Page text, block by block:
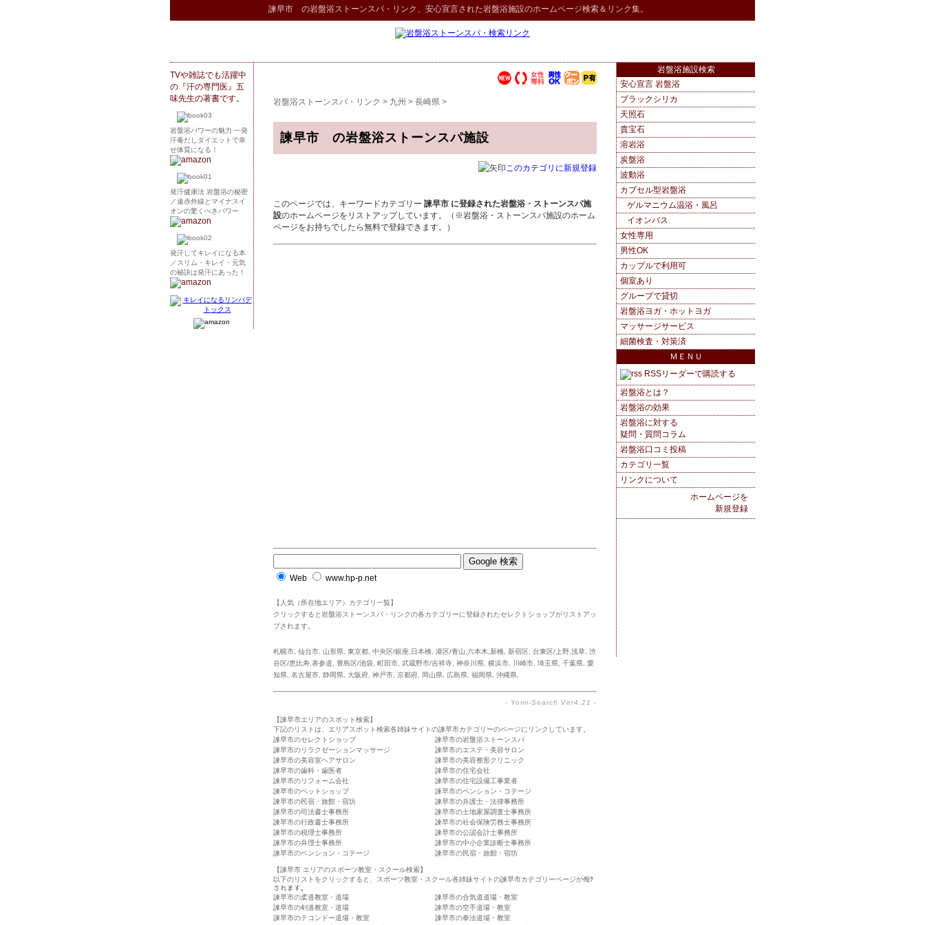
諫早市 の岩盤浴ストーンスパ ・リンク 、安心宣言された岩盤浴施設のホームページ検索＆リンク集。
岩盤浴ストーンスパ・リンク > 九州 > 長崎県 >
諫早市 の岩盤浴ストーンスパ施設
このカテゴリに新規登録
このページでは、キーワードカテゴリー 諫早市 に登録された岩盤浴・ストーンスパ施
設のホームページをリストアップしています。（※岩盤浴・ストーンスパ施設のホーム
ページをお持ちでしたら無料で登録できます。）
Web www.hp-p.net
【人気（所在地エリア）カテゴリ一覧】
クリックすると岩盤浴ストーンスパ・リンクの各カテゴリーに登録されたセレクトショップがリストアッ
プされます。
札幌市 仙台市 山形県 東京都 中央区/銀座,日本橋 港区/青山,六本木,新橋 新宿区 台東区/上野,浅草 渋
谷区/恵比寿,表参道
豊島区/池袋 町田市 武蔵野市/吉祥寺 神奈川県 横浜市 川崎市 埼玉県 千葉県 愛
知県 名古屋市 静岡県 大阪府 神戸市 京都府 岡山県 広島県 福岡県 沖縄県
- Yomi-Search Ver4.21 -
【諫早市エリアのスポット検索】
下記のリストは、エリアスポット検索各姉妹サイトの諫早市カテゴリーのページにリンクしています。
諫早市のセレクトショップ
諫早市の岩盤浴ストーンスパ
諫早市のリラクゼーションマッサージ
諫早市のエステ・美容サロン
諫早市の美容室ヘアサロン
諫早市の美容整形クリニック
諫早市の歯科・歯医者
諫早市の住宅会社
諫早市のリフォーム会社
諫早市の住宅設備工事業者
諫早市のペットショップ
諫早市のペンション・コテージ
諫早市の民宿・旅館・宿坊
諫早市の弁護士・法律事務所
諫早市の司法書士事務所
諫早市の土地家屋調査士事務所
諫早市の行政書士事務所
諫早市の社会保険労務士事務所
諫早市の税理士事務所
諫早市の公認会計士事務所
諫早市の弁理士事務所
諫早市の中小企業診断士事務所
諫早市のペンション・コテージ
諫早市の民宿・旅館・宿坊
【諫早市 エリアのスポーツ教室・スクール検索】
以下のリストをクリックすると、スポーツ教室・スクール各姉妹サイトの諫早市カテゴリーページが侮ｦ
されます。
諫早市の柔道教室・道場
諫早市の合気道道場・教室
諫早市の剣道教室・道場
諫早市の空手道場・教室
諫早市のテコンドー道場・教室
諫早市の拳法道場・教室
TVや雑誌でも活躍中
の『汗の専門医』五
味先生の著書です。
岩盤浴パワーの魅力 一発
汗毒だしダイエットで幸
せ体質になる！
発汗健康法 岩盤浴の秘密
／遠赤外線とマイナスイ
オンの驚くべきパワー
発汗してキレイになる本
／スリム・キレイ・元気
の秘訣は発汗にあった！
岩盤浴施設検索
安心宣言 岩盤浴
ブラックシリカ
天照石
貴宝石
溶岩浴
炭盤浴
波動浴
カプセル型岩盤浴
ゲルマニウム温浴・風呂
イオンバス
女性専用
男性OK
カップルで利用可
個室あり
グループで貸切
岩盤浴ヨガ・ホットヨガ
マッサージサービス
細菌検査・対策済
ＭＥＮＵ
RSSリーダーで購読する
岩盤浴とは？
岩盤浴の効果
岩盤浴に対する
疑問・質問コラム
岩盤浴口コミ投稿
カテゴリ一覧
リンクについて
ホームページを
新規登録